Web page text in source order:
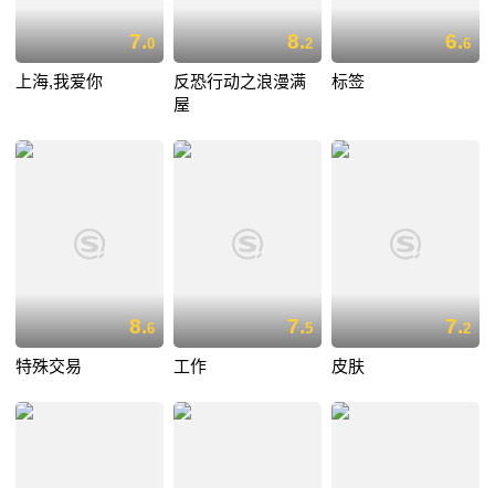
7.0
上海,我爱你
8.2
反恐行动之浪漫满
屋
6.6
标签
8.6
特殊交易
7.5
工作
7.2
皮肤